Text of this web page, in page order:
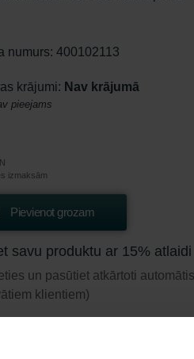
numurs: 400102113
krājumi: Nav krājumā
pieejams
izmaksām
Pievienot grozam
savu produktu ar 15% atlaidi
un pasūtiet atkārtoti
klientiem)